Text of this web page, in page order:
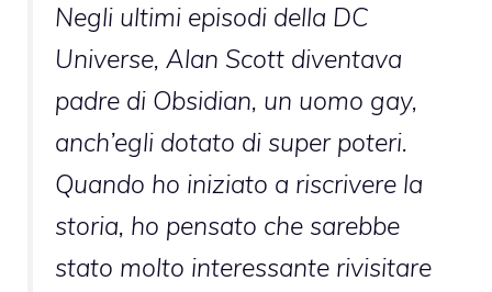
Negli ultimi episodi della DC
Universe, Alan Scott diventava
padre di Obsidian, un uomo gay,
anch’egli dotato di super poteri.
Quando ho iniziato a riscrivere la
storia, ho pensato che sarebbe
stato molto interessante rivisitare